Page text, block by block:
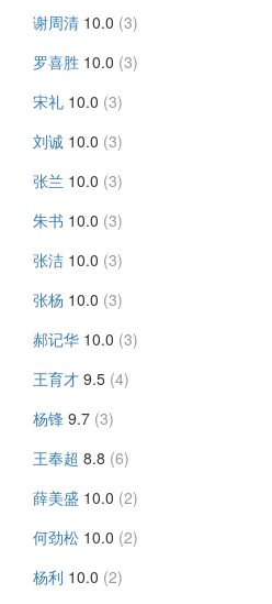
谢周清 10.0 (3)
罗喜胜 10.0 (3)
宋礼 10.0 (3)
刘诚 10.0 (3)
张兰 10.0 (3)
朱书 10.0 (3)
张洁 10.0 (3)
张杨 10.0 (3)
郝记华 10.0 (3)
王育才 9.5 (4)
杨锋 9.7 (3)
王奉超 8.8 (6)
薛美盛 10.0 (2)
何劲松 10.0 (2)
杨利 10.0 (2)